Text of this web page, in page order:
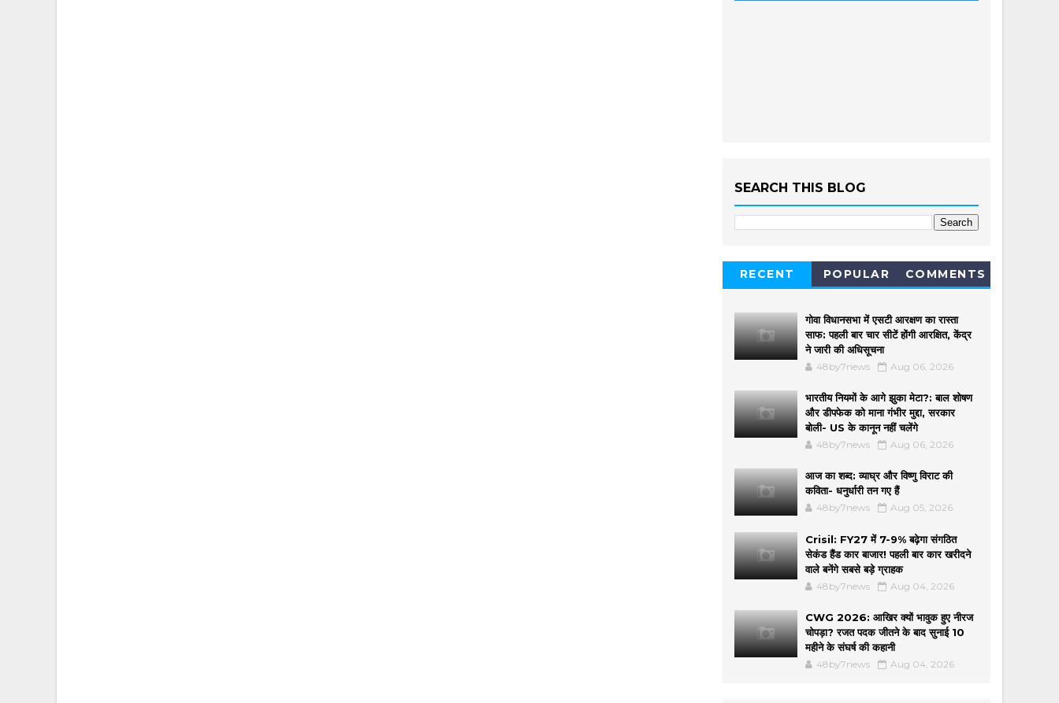
SEARCH THIS BLOG
RECENT POPULAR COMMENTS
गोवा विधानसभा में एसटी आरक्षण का रास्ता
साफ: पहली बार चार सीटें होंगी आरक्षित, केंद्र
ने जारी की अधिसूचना
48by7news Aug 06, 2026
भारतीय नियमों के आगे झुका मेटा?: बाल शोषण
और डीपफेक को माना गंभीर मुद्दा, सरकार
बोली- US के कानून नहीं चलेंगे
48by7news Aug 06, 2026
आज का शब्द: व्याघ्र और विष्णु विराट की
कविता- धनुर्धारी तन गए हैं
48by7news Aug 05, 2026
Crisil: FY27 में 7-9% बढ़ेगा संगठित
सेकंड हैंड कार बाजार! पहली बार कार खरीदने
वाले बनेंगे सबसे बड़े ग्राहक
48by7news Aug 04, 2026
CWG 2026: आखिर क्यों भावुक हुए नीरज
चोपड़ा? रजत पदक जीतने के बाद सुनाई 10
महीने के संघर्ष की कहानी
48by7news Aug 04, 2026